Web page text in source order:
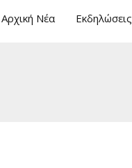
Αρχική Νέα Εκδηλώσεις